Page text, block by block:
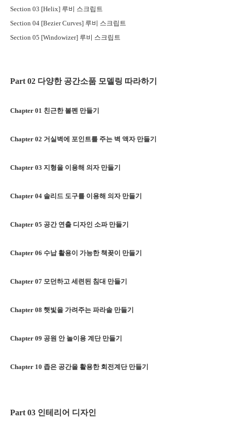
Section 03 [Helix] 루비 스크립트
Section 04 [Bezier Curves] 루비 스크립트
Section 05 [Windowizer] 루비 스크립트
Part 02 다양한 공간소품 모델링 따라하기
Chapter 01 친근한 볼펜 만들기
Chapter 02 거실벽에 포인트를 주는 벽 액자 만들기
Chapter 03 지형을 이용해 의자 만들기
Chapter 04 솔리드 도구를 이용해 의자 만들기
Chapter 05 공간 연출 디자인 소파 만들기
Chapter 06 수납 활용이 가능한 책꽂이 만들기
Chapter 07 모던하고 세련된 침대 만들기
Chapter 08 햇빛을 가려주는 파라솔 만들기
Chapter 09 공원 안 놀이용 계단 만들기
Chapter 10 좁은 공간을 활용한 회전계단 만들기
Part 03 인테리어 디자인